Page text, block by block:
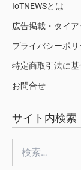
IoTNEWSとは
広告掲載・タイ
プライバシーポリ
特定商取引法に
お問合せ
サイト内検索
索: